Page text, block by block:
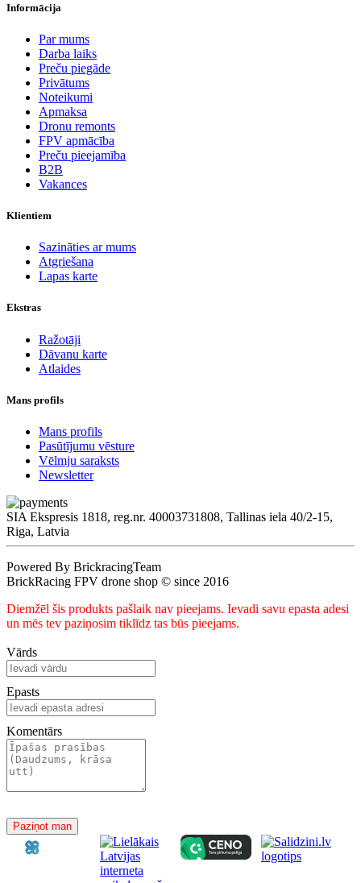
Informācija
Par mums
Darba laiks
Preču piegāde
Privātums
Noteikumi
Apmaksa
Dronu remonts
FPV apmācība
Preču pieejamība
B2B
Vakances
Klientiem
Sazināties ar mums
Atgriešana
Lapas karte
Ekstras
Ražotāji
Dāvanu karte
Atlaides
Mans profils
Mans profils
Pasūtījumu vēsture
Vēlmju saraksts
Newsletter
SIA Ekspresis 1818, reg.nr. 40003731808, Tallinas iela 40/2-15,
Riga, Latvia
Powered By BrickracingTeam
BrickRacing FPV drone shop © since 2016
Diemžēl šis produkts pašlaik nav pieejams. Ievadi savu epasta adesi
un mēs tev paziņosim tiklīdz tas būs pieejams.
Vārds
Epasts
Komentārs
Paziņot man